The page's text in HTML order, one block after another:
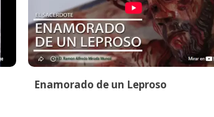
Enamorado de un Leproso